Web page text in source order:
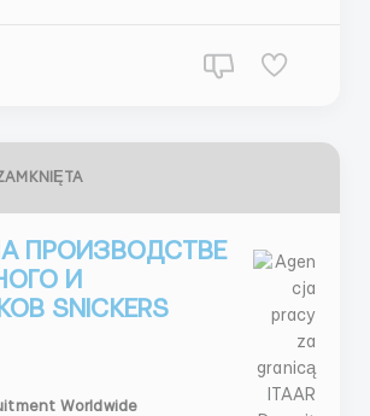
ПРОИЗВОДСТВЕ
И
SNICKERS
Worldwide